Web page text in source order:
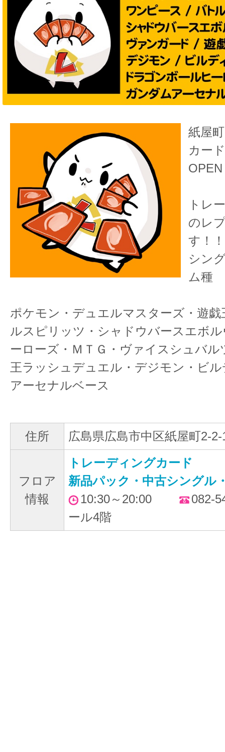
紙屋
カー
トレ
のレ
す！！
シン
ム種
ポケモン・デュエルマスターズ・遊
ルスピリッツ・シャドウバースエボ
ーローズ・ＭＴＧ・ヴァイスシュバ
王ラッシュデュエル・デジモン・ビ
アーセナルベース
住所 広島県広島市中区紙屋町2-
フロア
情報
トレーディングカード
新品パック・中古シングル
10:30～20:00
ール4階